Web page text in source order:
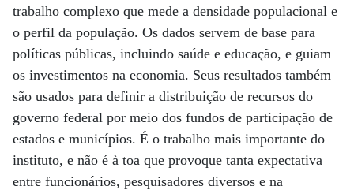
trabalho complexo que mede a densidade populacional e
o perfil da população. Os dados servem de base para
políticas públicas, incluindo saúde e educação, e guiam
os investimentos na economia. Seus resultados também
são usados para definir a distribuição de recursos do
governo federal por meio dos fundos de participação de
estados e municípios. É o trabalho mais importante do
instituto, e não é à toa que provoque tanta expectativa
entre funcionários, pesquisadores diversos e na